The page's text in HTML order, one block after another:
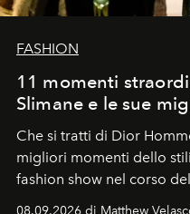
FASHION
11 momenti
Slimane e le sue
Che si tratti di Dior
migliori momenti dello
fashion show nel corso
08.09.2026 di Matthew